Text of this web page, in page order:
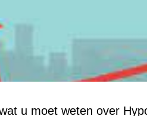
u moet weten over